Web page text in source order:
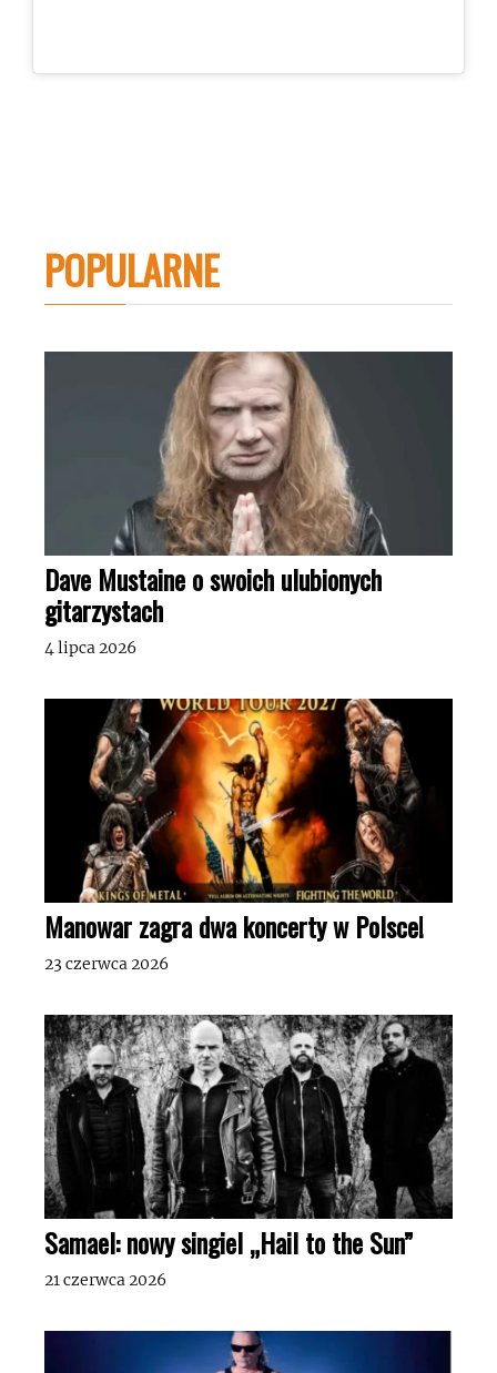
POPULARNE
Dave Mustaine o swoich ulubionych
gitarzystach
4 lipca 2026
Manowar zagra dwa koncerty w Polsce!
23 czerwca 2026
Samael: nowy singiel „Hail to the Sun”
21 czerwca 2026